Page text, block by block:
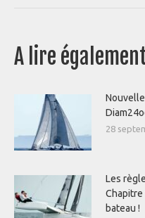
A lire
28
Les
Chapitre
bateau !